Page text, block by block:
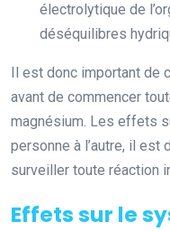
électrolytique de
déséquilibres
Il est donc important
avant de commencer
magnésium. Les effets
personne à l’autre, il est
surveiller toute réaction
Effets sur le